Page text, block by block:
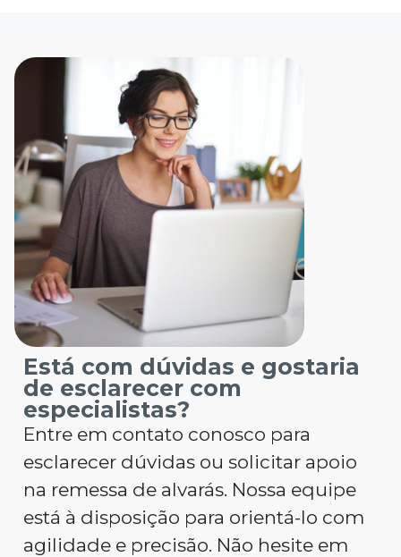
Está com dúvidas e gostaria
de esclarecer com
especialistas?
Entre em contato conosco para
esclarecer dúvidas ou solicitar apoio
na remessa de alvarás. Nossa equipe
está à disposição para orientá-lo com
agilidade e precisão. Não hesite em